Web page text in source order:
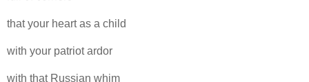
that your heart as a child
with your patriot ardor
with that Russian whim